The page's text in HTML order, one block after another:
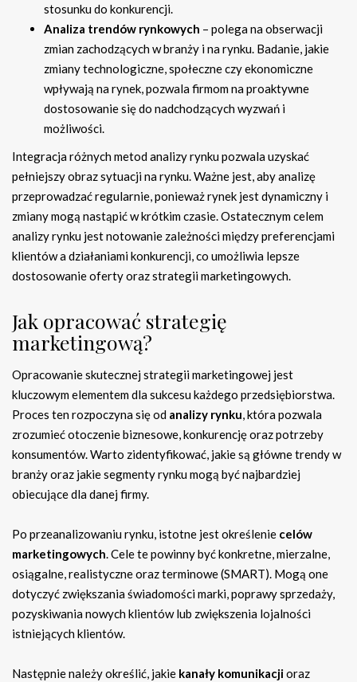
stosunku do konkurencji.
Analiza trendów rynkowych – polega na obserwacji
zmian zachodzących w branży i na rynku. Badanie, jakie
zmiany technologiczne, społeczne czy ekonomiczne
wpływają na rynek, pozwala firmom na proaktywne
dostosowanie się do nadchodzących wyzwań i
możliwości.
Integracja różnych metod analizy rynku pozwala uzyskać
pełniejszy obraz sytuacji na rynku. Ważne jest, aby analizę
przeprowadzać regularnie, ponieważ rynek jest dynamiczny i
zmiany mogą nastąpić w krótkim czasie. Ostatecznym celem
analizy rynku jest notowanie zależności między preferencjami
klientów a działaniami konkurencji, co umożliwia lepsze
dostosowanie oferty oraz strategii marketingowych.
Jak opracować strategię
marketingową?
Opracowanie skutecznej strategii marketingowej jest
kluczowym elementem dla sukcesu każdego przedsiębiorstwa.
Proces ten rozpoczyna się od analizy rynku, która pozwala
zrozumieć otoczenie biznesowe, konkurencję oraz potrzeby
konsumentów. Warto zidentyfikować, jakie są główne trendy w
branży oraz jakie segmenty rynku mogą być najbardziej
obiecujące dla danej firmy.
Po przeanalizowaniu rynku, istotne jest określenie celów
marketingowych. Cele te powinny być konkretne, mierzalne,
osiągalne, realistyczne oraz terminowe (SMART). Mogą one
dotyczyć zwiększania świadomości marki, poprawy sprzedaży,
pozyskiwania nowych klientów lub zwiększenia lojalności
istniejących klientów.
Następnie należy określić, jakie kanały komunikacjioraz